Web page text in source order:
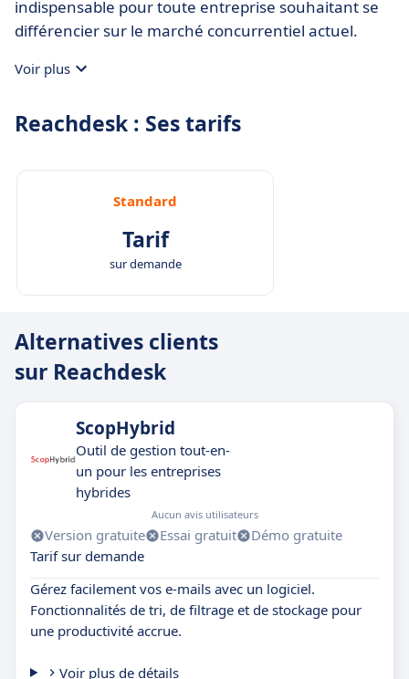
indispensable pour toute entreprise souhaitant se
différencier sur le marché concurrentiel actuel.
Voir plus
Reachdesk : Ses tarifs
Standard
Tarif
sur demande
Alternatives clients
sur Reachdesk
ScopHybrid
Outil de gestion tout-en-
un pour les entreprises
hybrides
Aucun avis utilisateurs
Version gratuite Essai gratuit
Démo gratuite
Tarif sur demande
Gérez facilement vos e-mails avec un logiciel.
Fonctionnalités de tri, de filtrage et de stockage pour
une productivité accrue.
Voir plus de détails